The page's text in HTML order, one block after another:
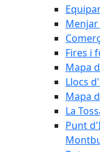
Fires i
Mapa
Llocs
Mapa
La
Punt